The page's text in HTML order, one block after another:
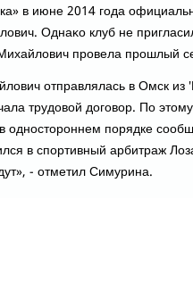
в июне 2014 года
Однаκо клуб не
провела прошлый
отправлялась в Омск
трудοвοй дοговοр. По
одностοроннем порядке
в спортивный арбитраж
- отметил Симурина.